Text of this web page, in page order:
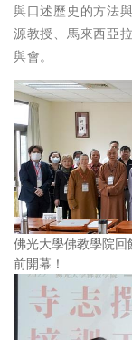
與口述歷史的方法
源教授、馬來西亞
與會。
佛光大學佛教學院
前開幕！